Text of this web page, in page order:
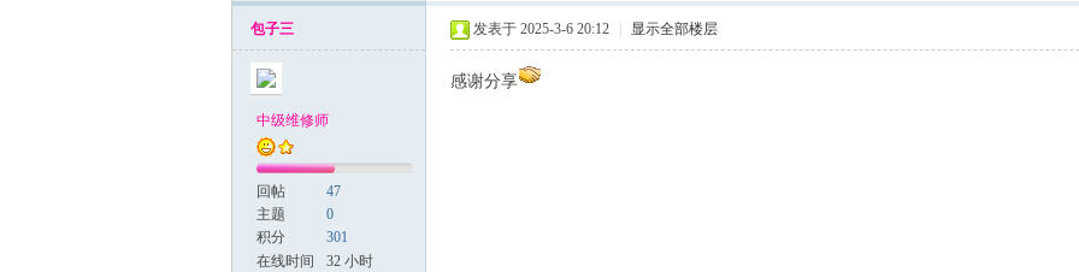
包子三
中级维修师
回帖
47
主题
0
积分
301
在线时间
32 小时
发表于 2025-3-6 20:12 显示全部楼层
感谢分享